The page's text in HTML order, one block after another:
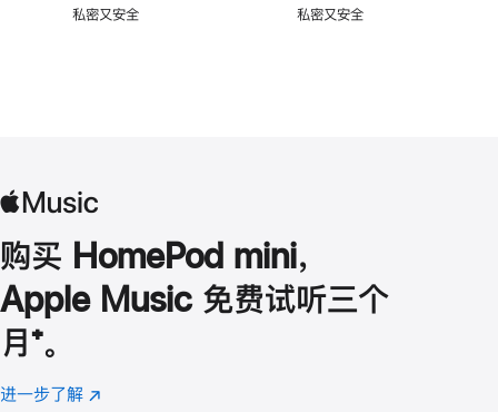
私密又安全 私密又安全
购买 HomePod mini，
Apple Music 免费试听三个
月 脚
注
⁺。
进一步了解 Apple
(在